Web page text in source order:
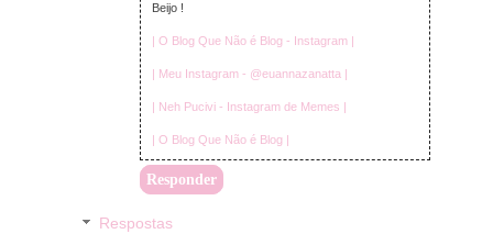
Beijo !
| O Blog Que Não é Blog - Instagram |
| Meu Instagram - @euannazanatta |
| Neh Pucivi - Instagram de Memes |
| O Blog Que Não é Blog |
Responder
Respostas